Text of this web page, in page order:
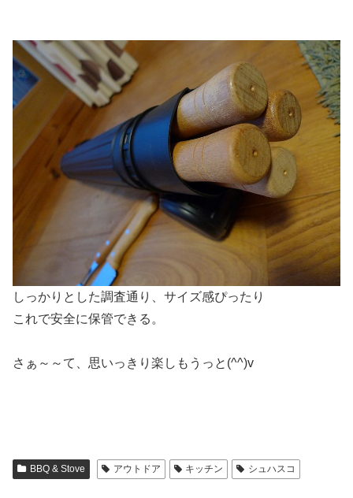
しっかりとした調査通り、サイズ感ぴったり
これで安全に保管できる。
さぁ～～て、思いっきり楽しもうっと(^^)v
BBQ & Stove アウトドア キッチン シュハスコ